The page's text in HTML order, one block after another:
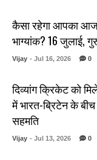
कैसा रहेगा आपका
भाग्यांक? 16 जुलाई,
Vijay - Jul 16, 2026 0
दिव्यांग क्रिकेट को
में भारत-ब्रिटेन के
सहमति
Vijay - Jul 13, 2026 0